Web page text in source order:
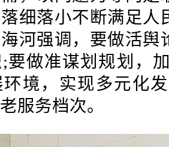
细落小不断满足人
河强调，要做活舆
要做准谋划规划，
境，实现多元化
服务档次。